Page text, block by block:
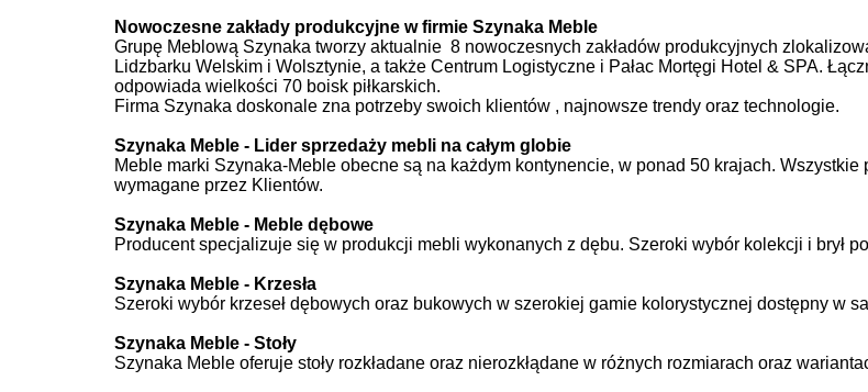
Nowoczesne zakłady produkcyjne w firmie Szynaka Meble
Grupę Meblową Szynaka tworzy aktualnie 8 nowoczesnych zakładów produkcyjnych
Lidzbarku Welskim i Wolsztynie, a także Centrum Logistyczne i Pałac Mortęgi Hotel & SPA.
odpowiada wielkości 70 boisk piłkarskich.
Firma Szynaka doskonale zna potrzeby swoich klientów , najnowsze trendy oraz technologie.
Szynaka Meble - Lider sprzedaży mebli na całym globie
Meble marki Szynaka-Meble obecne są na każdym kontynencie, w ponad 50 krajach.
wymagane przez Klientów.
Szynaka Meble - Meble dębowe
Producent specjalizuje się w produkcji mebli wykonanych z dębu. Szeroki wybór kolekcji i brył
Szynaka Meble - Krzesła
Szeroki wybór krzeseł dębowych oraz bukowych w szerokiej gamie kolorystycznej dostępny w
Szynaka Meble - Stoły
Szynaka Meble oferuje stoły rozkładane oraz nierozkłądane w różnych rozmiarach oraz